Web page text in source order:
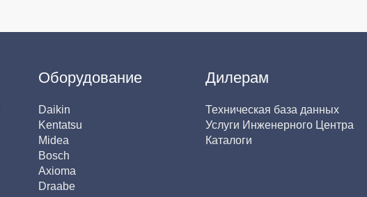
Оборудование
Daikin
Kentatsu
Midea
Bosch
Axioma
Draabe
Дилерам
Техническая база данных
Услуги Инженерного Центра
Каталоги